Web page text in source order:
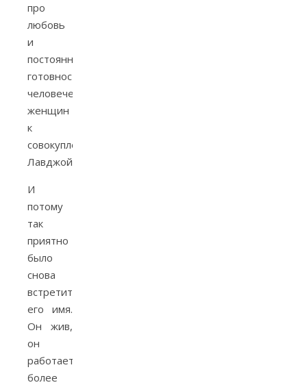
про
любовь
и
постоянную
готовность
человеческих
женщин
к
совокуплению?
Лавджой.
И
потому
так
приятно
было
снова
встретить
его имя.
Он жив,
он
работает,
более